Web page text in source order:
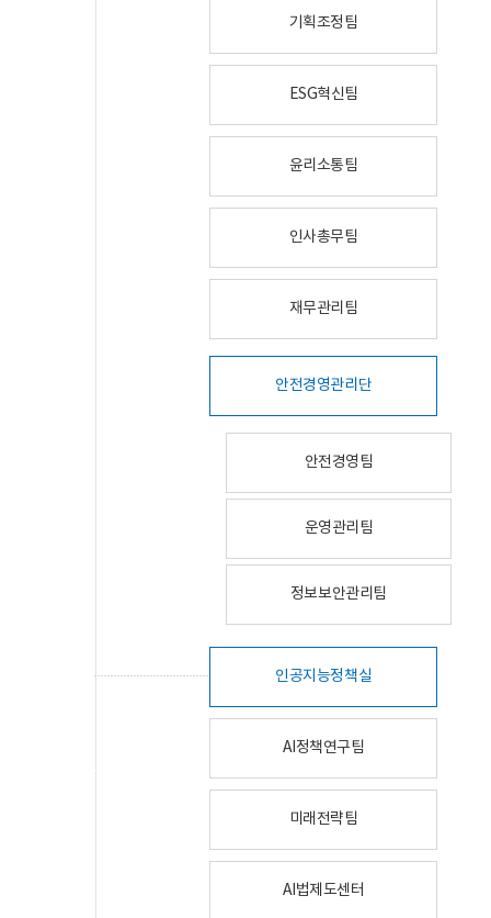
기획조정팀
ESG혁신팀
윤리소통팀
인사총무팀
재무관리팀
안전경영관리단
안전경영팀
운영관리팀
정보보안관리팀
인공지능정책실
AI정책연구팀
미래전략팀
AI법제도센터